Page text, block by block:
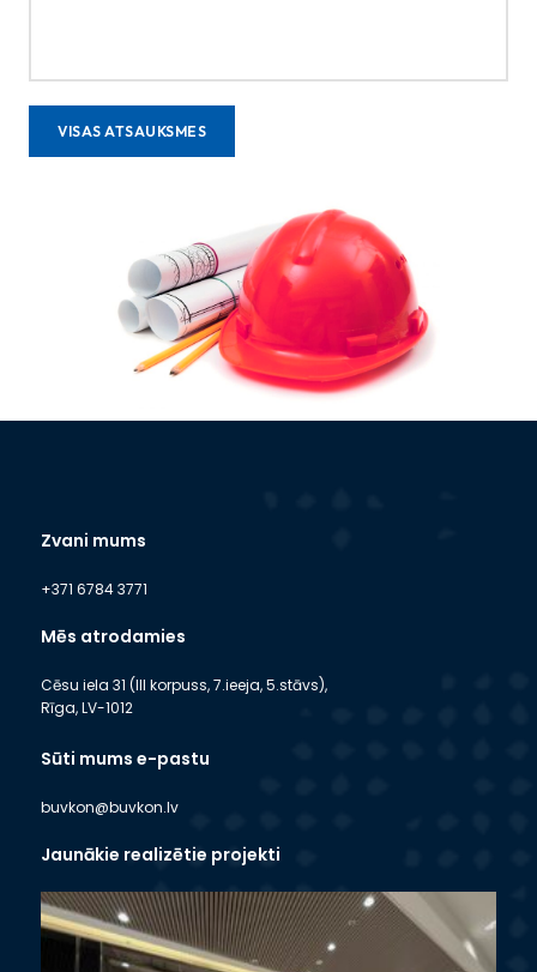
VISAS ATSAUKSMES
Zvani mums
+371 6784 3771
Mēs atrodamies
Cēsu iela 31 (III korpuss, 7.ieeja, 5.stāvs),
Rīga, LV-1012
Sūti mums e-pastu
buvkon@buvkon.lv
Jaunākie realizētie projekti